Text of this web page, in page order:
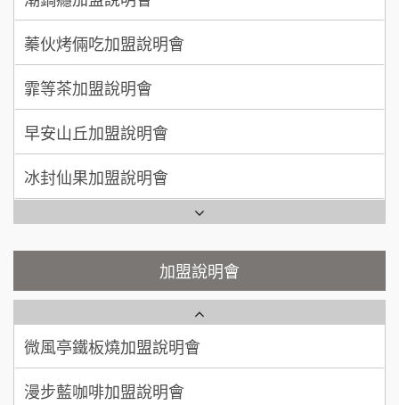
徐 先生/小姐 新北市
加盟預算
何 先生/小姐
加盟預算
呂 先生/小姐
加盟預算 200萬~400萬
顏 先生/小姐 台北市
廖 先生/小姐 高雄市
加盟預算
霏等茶加盟說明會
早安山丘加盟說明會
冰封仙果加盟說明會
Ramble Café 漫步藍咖啡加盟說明會
微風亭鐵板燒加盟說明會
【曉妍美妝】誠徵行政櫃檯
自助洗衣店誠徵代洗收送人員(台中市)
MUSHEN徵SPA美容芳療師
加盟說明會
莫尼早餐Morni加盟說明會
手作功夫茶加盟說明會
SHARE TEA歇腳亭加盟說明會
潮味決-湯滷專門店加盟說明會
鮮茶道加盟說明會
微風亭鐵板燒加盟說明會
漫步藍咖啡加盟說明會
明石章魚燒加盟說明會